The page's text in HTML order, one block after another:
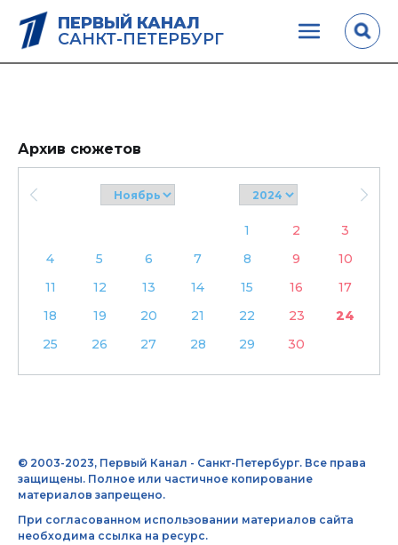
ПЕРВЫЙ КАНАЛ
САНКТ-ПЕТЕРБУРГ
Архив сюжетов
1 2
3
4
5 6 7 8 9
10
11
12 13 14 15 16
17
18
19 20 21 22 23
24
25
26 27 28 29 30
© 2003-2023, Первый Канал - Санкт-Петербург. Все права
защищены. Полное или частичное копирование
материалов запрещено.
При согласованном использовании материалов сайта
необходима ссылка на ресурс.